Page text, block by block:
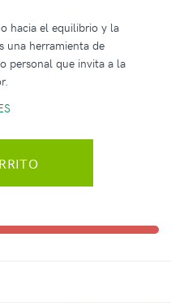
hacia el equilibrio y la
una herramienta de
personal que invita a la